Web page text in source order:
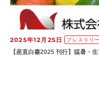
2025年12月25日 プレスリリ
【産直白書2025 刊行】猛暑・